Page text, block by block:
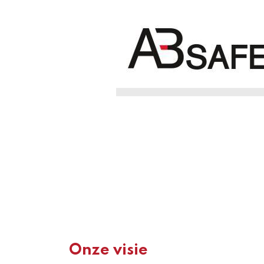
Onze visie